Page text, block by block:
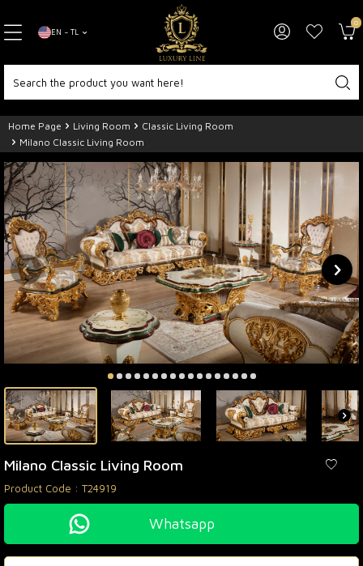
EN − TL
0
Home Page Living Room
Classic Living Room
Milano Classic Living Room
Milano Classic Living Room
Product Code : T24919
Whatsapp